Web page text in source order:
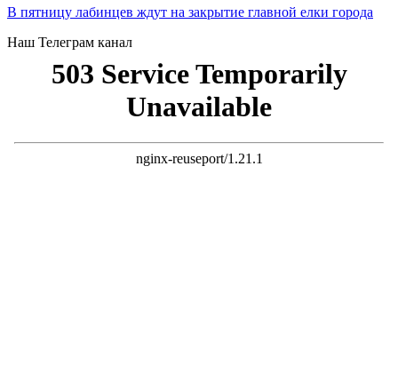
В пятницу лабинцев ждут на закрытие главной елки города
Наш Телеграм канал